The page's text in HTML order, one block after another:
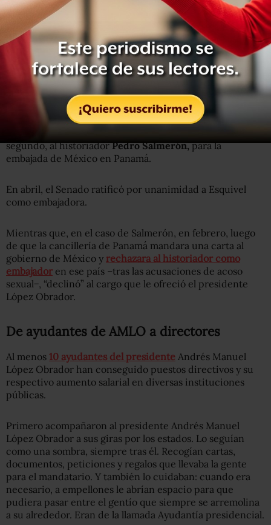
Lee:Rusia intensifica ofensiva en este de Ucrania; más de
mil militares permanecen en Mariúpol
Eduardo Villegas Megías no es único integrante del
círculo cercano del presidente López Obrador que ha
sido postulado para un cargo diplomático este año.
En enero propuso a dos personas más, la primera, la
escritora y exdiputada federal,Laura Beatriz Esquivel,
postulada para ser embajadora de México en Brasil y, el
segundo, al historiadorPedro Salmerón,para la
embajada de México en Panamá.
En abril, el Senado ratificó por unanimidad a Esquivel
como embajadora.
Mientras que, en el caso de Salmerón, en febrero, luego
de que la cancillería de Panamá mandara una carta al
gobierno de México y rechazara al historiador como
embajador en ese país –tras las acusaciones de acoso
sexual−, “declinó” al cargo que le ofreció el presidente
López Obrador.
De ayudantes de AMLO a directores
Al menos 10 ayudantes del presidente Andrés Manuel
López Obrador han conseguido puestos directivos y su
respectivo aumento salarial en diversas instituciones
públicas.
Primero acompañaron al presidente Andrés Manuel
López Obrador a sus giras por los estados. Lo seguían
como una sombra, siempre tras él. Recogían cartas,
documentos, peticiones y regalos que llevaba la gente
para el mandatario. Y también lo cuidaban: cuando era
necesario, a empellones le abrían espacio para que
pudiera pasar entre el gentío que siempre se arremolina
a su alrededor. Eran de la llamada Ayudantía presidencial.